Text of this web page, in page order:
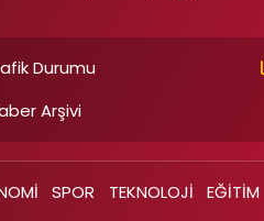
Durumu
Arşivi
SPOR TEKNOLOJİ EĞİTİM